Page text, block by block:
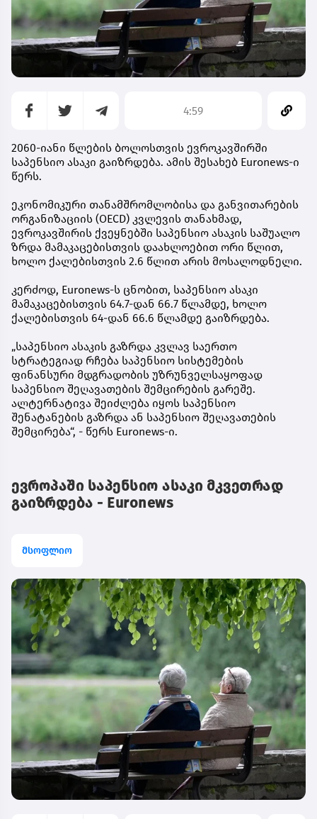
4:59
2060-იანი წლების ბოლოსთვის ევროკავშირში
საპენსიო ასაკი გაიზრდება. ამის შესახებ Euronews-ი
წერს.
ეკონომიკური თანამშრომლობისა და განვითარების
ორგანიზაციის (OECD) კვლევის თანახმად,
ევროკავშირის ქვეყნებში საპენსიო ასაკის საშუალო
ზრდა მამაკაცებისთვის დაახლოებით ორი წლით,
ხოლო ქალებისთვის 2.6 წლით არის მოსალოდნელი.
კერძოდ, Euronews-ს ცნობით, საპენსიო ასაკი
მამაკაცებისთვის 64.7-დან 66.7 წლამდე, ხოლო
ქალებისთვის 64-დან 66.6 წლამდე გაიზრდება.
„საპენსიო ასაკის გაზრდა კვლავ საერთო
სტრატეგიად რჩება საპენსიო სისტემების
ფინანსური მდგრადობის უზრუნველსაყოფად
საპენსიო შეღავათების შემცირების გარეშე.
ალტერნატივა შეიძლება იყოს საპენსიო
შენატანების გაზრდა ან საპენსიო შეღავათების
შემცირება“, - წერს Euronews-ი.
ევროპაში საპენსიო ასაკი მკვეთრად
გაიზრდება - Euronews
მსოფლიო